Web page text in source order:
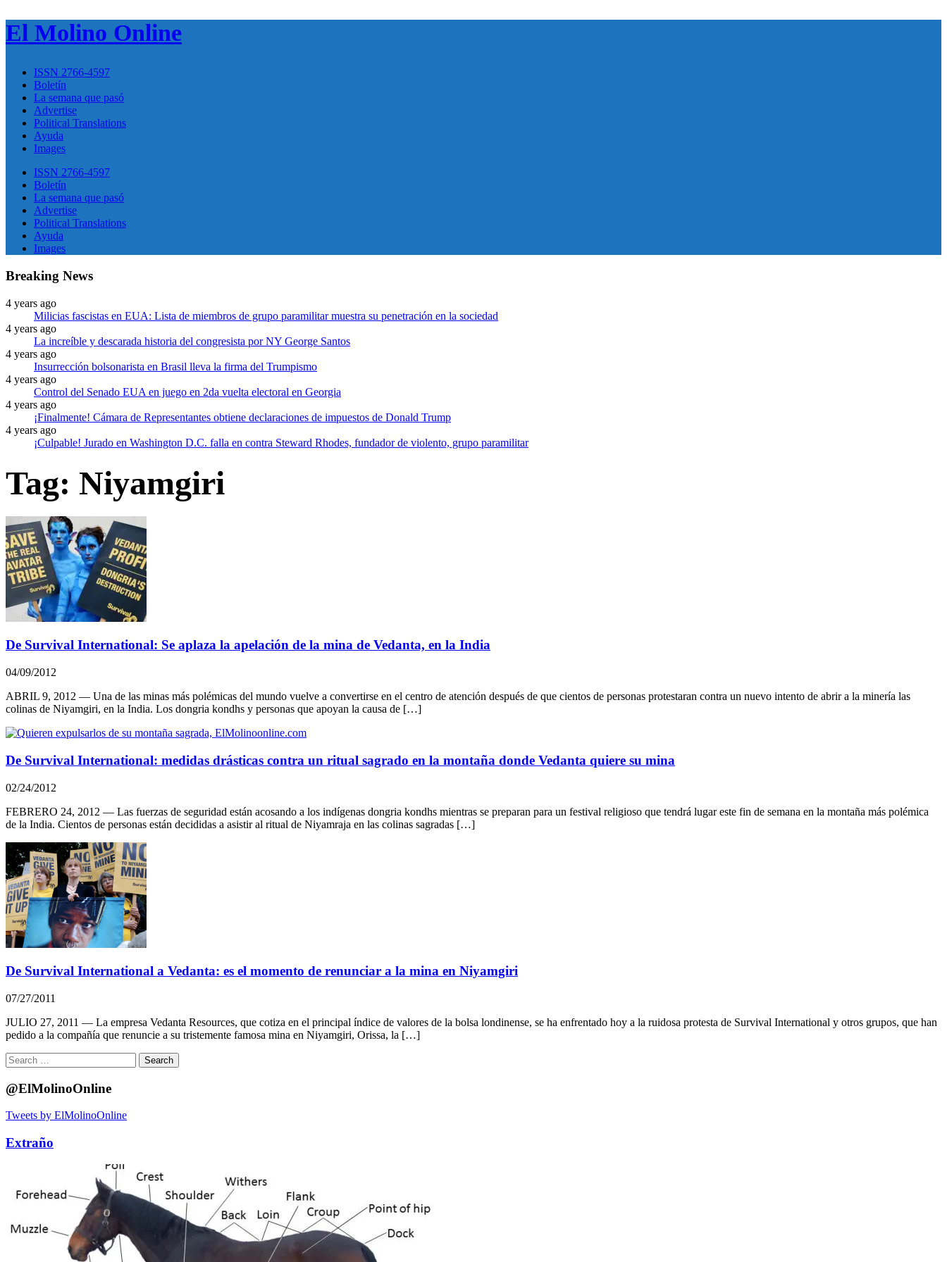
El Molino Online
ISSN 2766-4597
Boletín
La semana que pasó
Advertise
Political Translations
Ayuda
Images
ISSN 2766-4597
Boletín
La semana que pasó
Advertise
Political Translations
Ayuda
Images
Breaking News
4 years ago
Milicias fascistas en EUA: Lista de miembros de grupo paramilitar muestra su penetración en la sociedad
4 years ago
La increíble y descarada historia del congresista por NY George Santos
4 years ago
Insurrección bolsonarista en Brasil lleva la firma del Trumpismo
4 years ago
Control del Senado EUA en juego en 2da vuelta electoral en Georgia
4 years ago
¡Finalmente! Cámara de Representantes obtiene declaraciones de impuestos de Donald Trump
4 years ago
¡Culpable! Jurado en Washington D.C. falla en contra Steward Rhodes, fundador de violento, grupo paramilitar
Tag: Niyamgiri
De Survival International: Se aplaza la apelación de la mina de Vedanta, en la India
04/09/2012
ABRIL 9, 2012 — Una de las minas más polémicas del mundo vuelve a convertirse en el centro de atención después de que cientos de personas protestaran contra un nuevo intento de abrir a la minería las
colinas de Niyamgiri, en la India. Los dongria kondhs y personas que apoyan la causa de […]
De Survival International: medidas drásticas contra un ritual sagrado en la montaña donde Vedanta quiere su mina
02/24/2012
FEBRERO 24, 2012 — Las fuerzas de seguridad están acosando a los indígenas dongria kondhs mientras se preparan para un festival religioso que tendrá lugar este fin de semana en la montaña más polémica
de la India. Cientos de personas están decididas a asistir al ritual de Niyamraja en las colinas sagradas […]
De Survival International a Vedanta: es el momento de renunciar a la mina en Niyamgiri
07/27/2011
JULIO 27, 2011 — La empresa Vedanta Resources, que cotiza en el principal índice de valores de la bolsa londinense, se ha enfrentado hoy a la ruidosa protesta de Survival International y otros grupos, que han
pedido a la compañía que renuncie a su tristemente famosa mina en Niyamgiri, Orissa, la […]
Search
for:
@ElMolinoOnline
Tweets by ElMolinoOnline
Extraño